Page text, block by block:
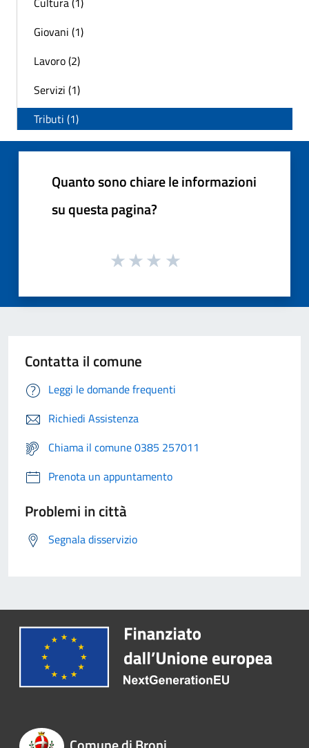
Giovani (1)
Lavoro (2)
Servizi (1)
Tributi (1)
Quanto sono chiare le informazioni
su questa pagina?
Contatta il comune
Leggi le domande frequenti
Richiedi Assistenza
Chiama il comune 0385 257011
Prenota un appuntamento
Problemi in città
Segnala disservizio